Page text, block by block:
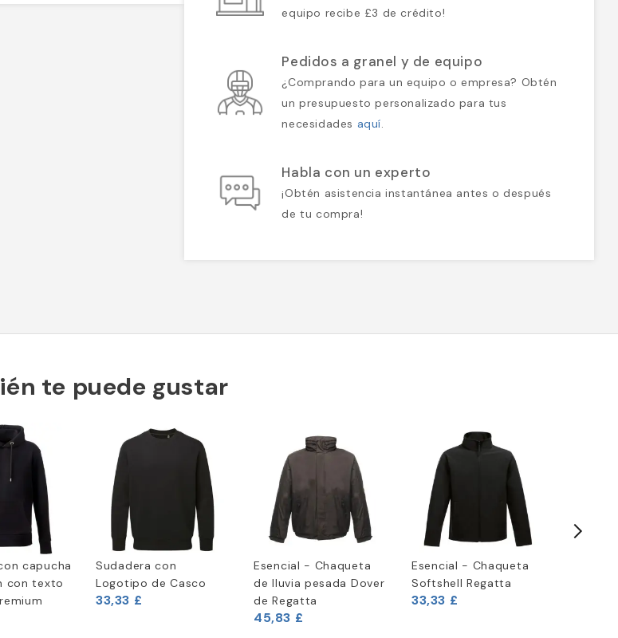
equipo recibe £3 de crédito!
Pedidos a granel y de equipo
¿Comprando para un equipo o empresa? Obtén
un presupuesto personalizado para tus
necesidades aquí.
Habla con un experto
¡Obtén asistencia instantánea antes o después
de tu compra!
te puede gustar
capucha
con texto
Sudadera con
Logotipo de Casco
33,33 £
Esencial - Chaqueta
de lluvia pesada Dover
de Regatta
45,83 £
Esencial - Chaqueta
Softshell Regatta
33,33 £